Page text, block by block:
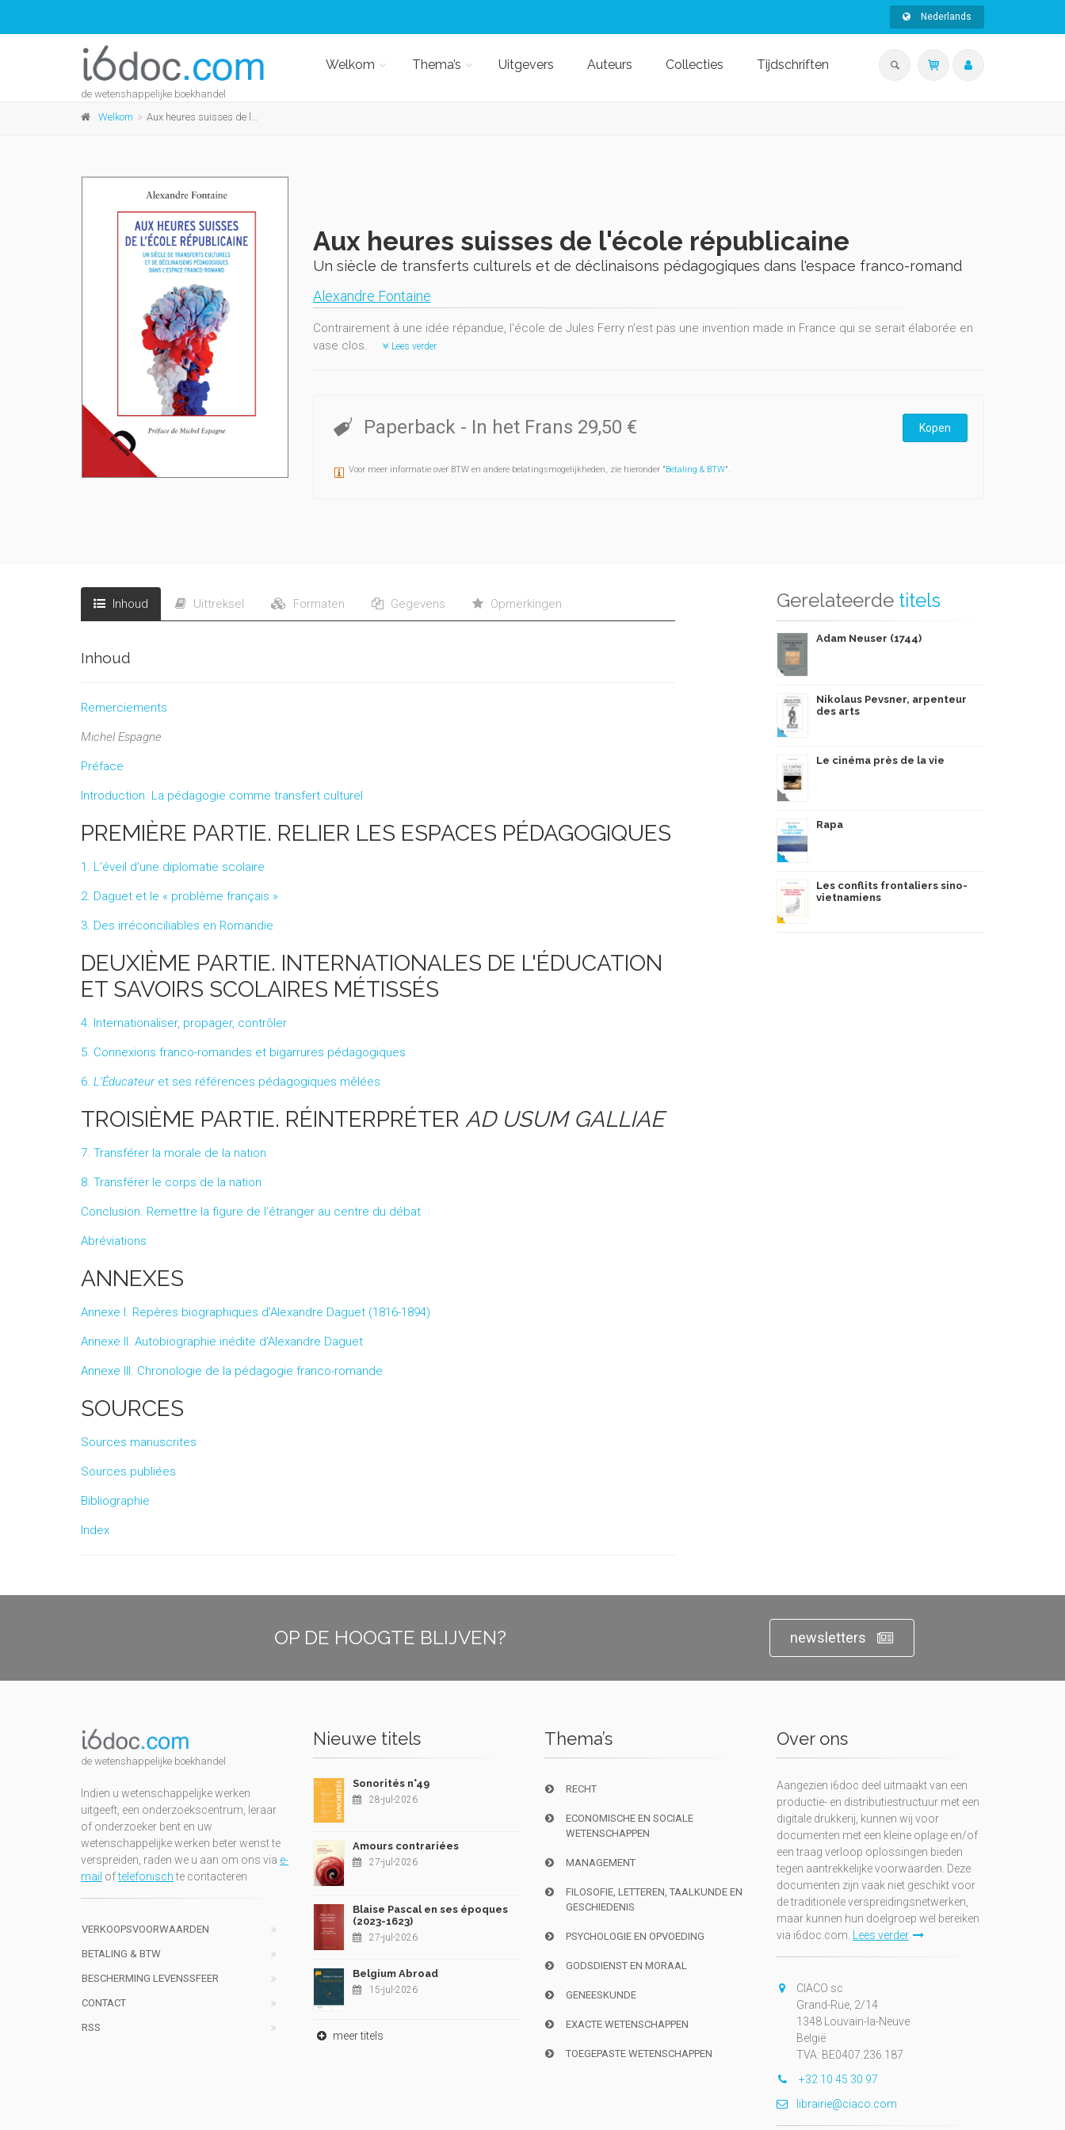
Nederlands
de wetenshappelijke boekhandel
Welkom Thema’s Uitgevers Auteurs Collecties Tijdschriften
Welkom Aux heures suisses de l'école républicaine
Aux heures suisses de l'école républicaine
Un siècle de transferts culturels et de déclinaisons pédagogiques dans l'espace franco-romand
Alexandre Fontaine
Contrairement à une idée répandue, l'école de Jules Ferry n'est pas une invention made in France qui se serait élaborée en
vase clos.
Lees verder
Paperback - In het Frans 29,50 € Kopen
Voor meer informatie over BTW en andere belatingsmogelijkheden, zie hieronder "Betaling & BTW".
Inhoud Uittreksel Formaten Gegevens Opmerkingen
Inhoud
Remerciements
Michel Espagne
Préface
Introduction. La pédagogie comme transfert culturel
PREMIÈRE PARTIE. RELIER LES ESPACES PÉDAGOGIQUES
1. L’éveil d’une diplomatie scolaire
2. Daguet et le « problème français »
3. Des irréconciliables en Romandie
DEUXIÈME PARTIE. INTERNATIONALES DE L'ÉDUCATION
ET SAVOIRS SCOLAIRES MÉTISSÉS
4. Internationaliser, propager, contrôler
5. Connexions franco-romandes et bigarrures pédagogiques
6. L’Éducateuret ses références pédagogiques mêlées
TROISIÈME PARTIE. RÉINTERPRÉTER AD USUM GALLIAE
7. Transférer la morale de la nation
8. Transférer le corps de la nation
Conclusion. Remettre la figure de l’étranger au centre du débat
Abréviations
ANNEXES
Annexe I. Repères biographiques d’Alexandre Daguet (1816-1894)
Annexe II. Autobiographie inédite d’Alexandre Daguet
Annexe III. Chronologie de la pédagogie franco-romande
SOURCES
Sources manuscrites
Sources publiées
Bibliographie
Index
Gerelateerde titels
Adam Neuser (1744)
Nikolaus Pevsner, arpenteur
des arts
Le cinéma près de la vie
Rapa
Les conflits frontaliers sino-
vietnamiens
OP DE HOOGTE BLIJVEN? newsletters
de wetenshappelijke boekhandel
Indien u wetenschappelijke werken
uitgeeft, een onderzoekscentrum, leraar
of onderzoeker bent en uw
wetenschappelijke werken beter wenst te
verspreiden, raden we u aan om ons via e-
mail oftelefonischte contacteren
VERKOOPSVOORWAARDEN
BETALING & BTW
BESCHERMING LEVENSSFEER
CONTACT
RSS
Nieuwe titels
Sonorités n°49
28-jul-2026
Amours contrariées
27-jul-2026
Blaise Pascal en ses époques
(2023-1623)
27-jul-2026
Belgium Abroad
15-jul-2026
meer titels
Thema’s
RECHT
ECONOMISCHE EN SOCIALE
WETENSCHAPPEN
MANAGEMENT
FILOSOFIE, LETTEREN, TAALKUNDE EN
GESCHIEDENIS
PSYCHOLOGIE EN OPVOEDING
GODSDIENST EN MORAAL
GENEESKUNDE
EXACTE WETENSCHAPPEN
TOEGEPASTE WETENSCHAPPEN
Over ons
Aangezien i6doc deel uitmaakt van een
productie- en distributiestructuur met een
digitale drukkerij, kunnen wij voor
documenten met een kleine oplage en/of
een traag verloop oplossingen bieden
tegen aantrekkelijke voorwaarden. Deze
documenten zijn vaak niet geschikt voor
de traditionele verspreidingsnetwerken,
maar kunnen hun doelgroep wel bereiken
via i6doc.com.
Lees verder
CIACO sc
Grand-Rue, 2/14
1348 Louvain-la-Neuve
België
TVA: BE0407.236.187
+32 10 45 30 97
librairie@ciaco.com